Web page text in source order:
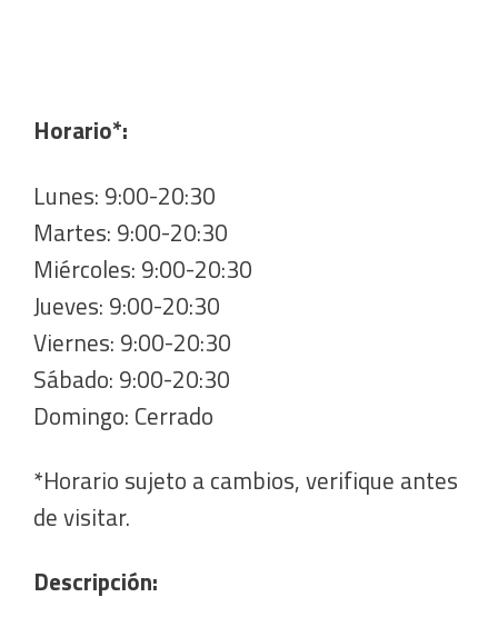
Horario*:
Lunes: 9:00-20:30
Martes: 9:00-20:30
Miércoles: 9:00-20:30
Jueves: 9:00-20:30
Viernes: 9:00-20:30
Sábado: 9:00-20:30
Domingo: Cerrado
*Horario sujeto a cambios, verifique antes
de visitar.
Descripción: